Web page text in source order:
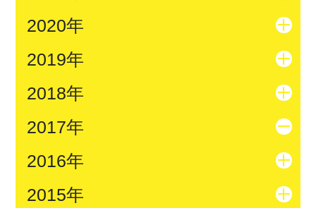
2020年
2019年
2018年
2017年
2016年
2015年